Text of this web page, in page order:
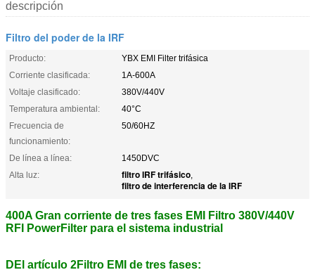
descripción
Filtro del poder de la IRF
Producto:
YBX EMI Filter trifásica
Corriente clasificada:
1A-600A
Voltaje clasificado:
380V/440V
Temperatura ambiental:
40°C
Frecuencia de
funcionamiento:
50/60HZ
De línea a línea:
1450DVC
Alta luz:
filtro IRF trifásico,
filtro de interferencia de la IRF
400A Gran corriente de tres fases EMI Filtro 380V/440V
RFI PowerFilter para el sistema industrial
D El artículo 2Filtro EMI de tres fases: